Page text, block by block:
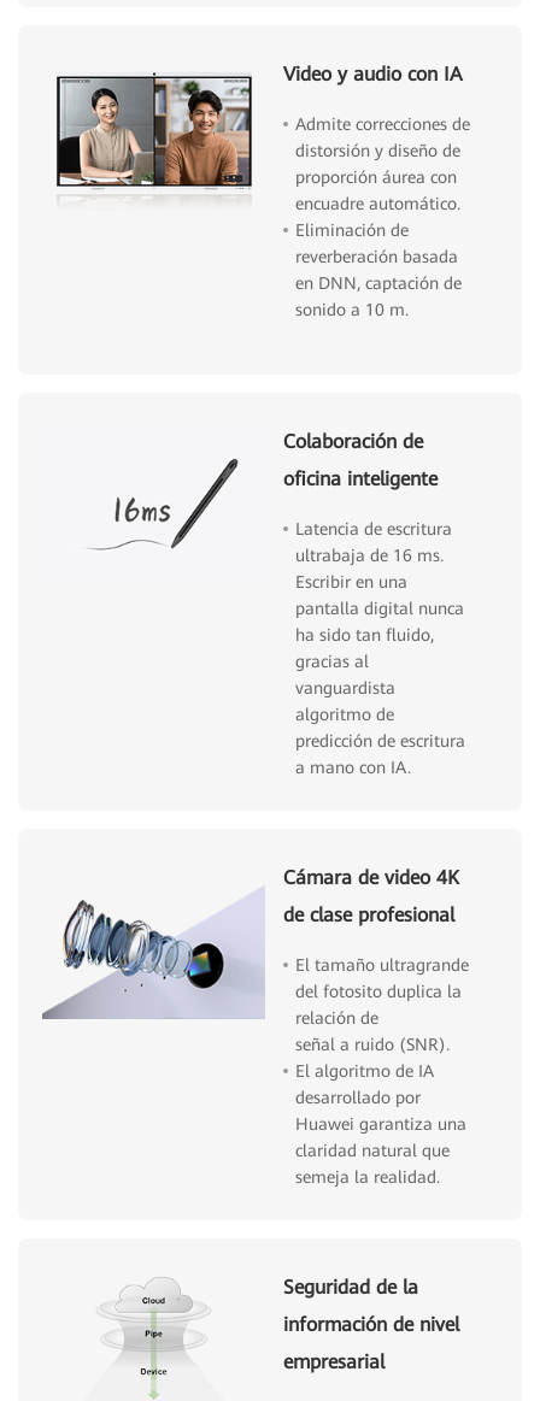
Video y audio con IA
Admite correcciones de
distorsión y diseño de
proporción áurea con
encuadre automático.
Eliminación de
reverberación basada
en DNN, captación de
sonido a 10 m.
Colaboración de
oficina inteligente
Latencia de escritura
ultrabaja de 16 ms.
Escribir en una
pantalla digital nunca
ha sido tan fluido,
gracias al
vanguardista
algoritmo de
predicción de escritura
a mano con IA.
Cámara de video 4K
de clase profesional
El tamaño ultragrande
del fotosito duplica la
relación de
señal a ruido (SNR).
El algoritmo de IA
desarrollado por
Huawei garantiza una
claridad natural que
semeja la realidad.
Seguridad de la
información de nivel
empresarial